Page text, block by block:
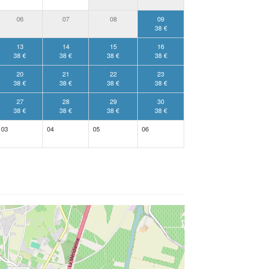
06 07 08
09
38 €
13
38 €
14
38 €
15
38 €
16
38 €
20
38 €
21
38 €
22
38 €
23
38 €
27
38 €
28
38 €
29
38 €
30
38 €
03 04 05 06